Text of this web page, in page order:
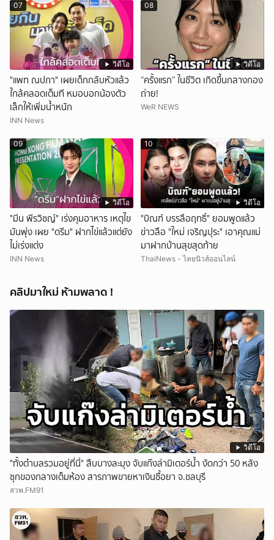
วิดีโอ
07
"แพท ณปภา" เผยเด็กกลับหัวแล้ว
ใกล้คลอดเต็มที หมอบอกน้องตัว
เล็กให้เพิ่มน้ำหนัก
INN News
วิดีโอ
08
“ครั้งแรก” ในชีวิต เกิดขึ้นกลางกอง
ถ่าย!
WeR NEWS
วิดีโอ
09
"มีน พีรวิชญ์" เร่งคุมอาหาร เหตุไข
มันพุ่ง เผย "ดรีม" ฝากไข่แล้วแต่ยัง
ไม่เร่งแต่ง
INN News
วิดีโอ
10
"บิณฑ์ บรรลือฤทธิ์" ยอมพูดแล้ว
ข่าวลือ "ใหม่ เจริญปุระ" เอาคุณแม่
มาฝากบ้านสุขสุดท้าย
ThaiNews - ไทยนิวส์ออนไลน์
คลิปมาใหม่ ห้ามพลาด !
วิดีโอ
"ทั้งตำบลรวมอยู่ที่นี่" สืบบางละมุง จับแก๊งล่ามิเตอร์น้ำ งัดกว่า 50 หลัง
ซุกของกลางเต็มห้อง สารภาพขายหาเงินซื้อยา จ.ชลบุรี
สวพ.FM91